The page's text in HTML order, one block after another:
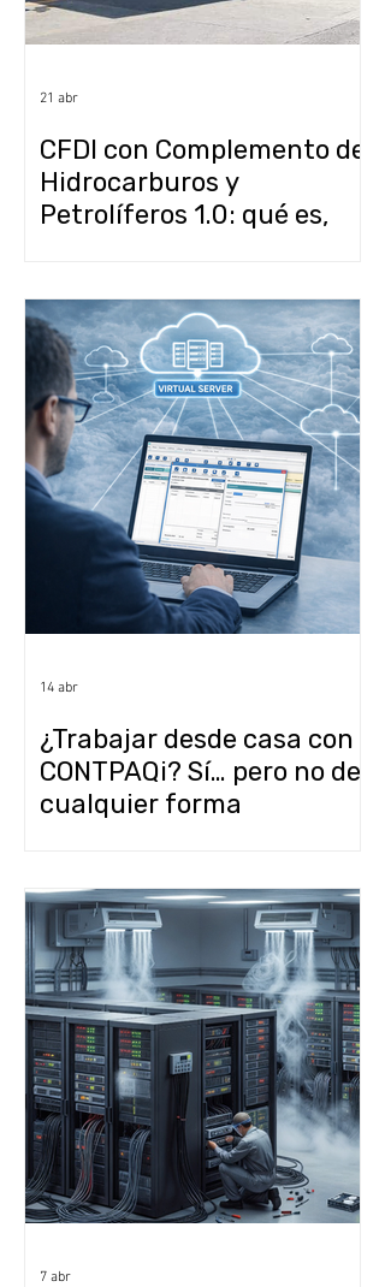
CFDI con Complemento de
Hidrocarburos y
Petrolíferos 1.0: qué es,
21 abr
¿Trabajar desde casa con
CONTPAQi? Sí… pero no de
cualquier forma
14 abr
7 abr